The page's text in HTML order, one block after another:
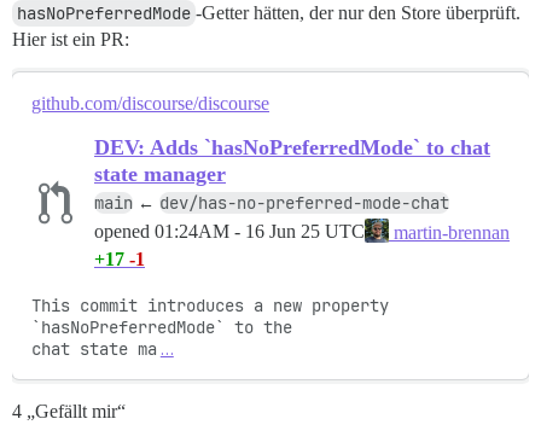
hasNoPreferredMode -Getter hätten, der nur den Store überprüft.
Hier ist ein PR:
github.com/discourse/discourse
DEV: Adds `hasNoPreferredMode` to chat
state manager
main ← dev/has-no-preferred-mode-chat
opened 01:24AM - 16 Jun 25 UTC
martin-brennan
+17 -1
This commit introduces a new property
`hasNoPreferredMode` to the
chat state ma …
4 „Gefällt mir“